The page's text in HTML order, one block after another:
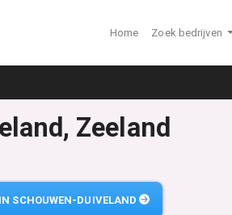
Home Zoek bedrijven
Zeeland
SCHOUWEN-DUIVELAND